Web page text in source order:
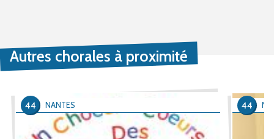
Autres chorales à proximité
NANTES
44 44